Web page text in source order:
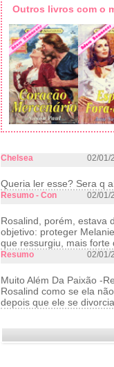
Outros livros com o
Chelsea 02/01/
Queria ler esse? Sera q
Resumo - Con 02/01/
Rosalind, porém, estava
objetivo: proteger
que ressurgiu, mais forte
Resumo 02/01/
Muito Além Da Paixão -
Rosalind como se ela
depois que ele se